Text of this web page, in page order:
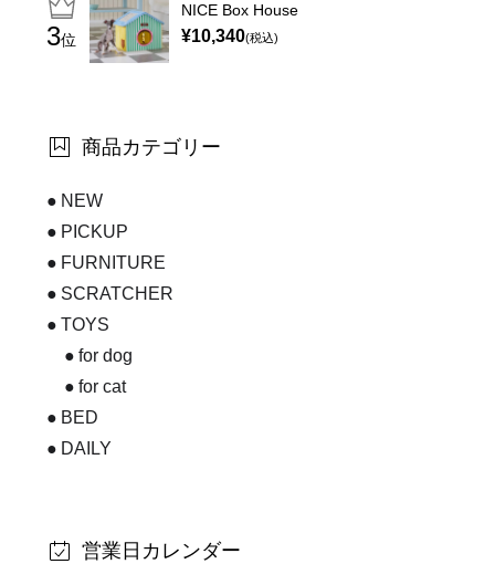
位
NICE Box House
¥10,340(税込)
商品カテゴリー
NEW
PICKUP
FURNITURE
SCRATCHER
TOYS
for dog
for cat
BED
DAILY
営業日カレンダー